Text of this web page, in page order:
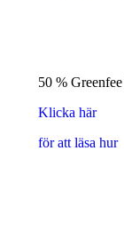
50 %
Klicka här
för att läsa hur